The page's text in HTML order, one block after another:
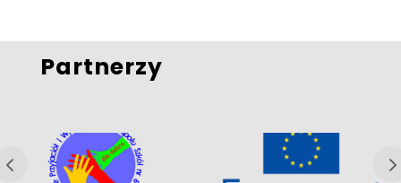
Partnerzy